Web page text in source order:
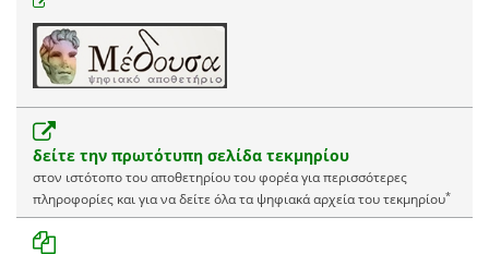
δείτε την πρωτότυπη σελίδα τεκμηρίου
στον ιστότοπο του αποθετηρίου του φορέα για περισσότερες
πληροφορίες και για να δείτε όλα τα ψηφιακά αρχεία του τεκμηρίου*